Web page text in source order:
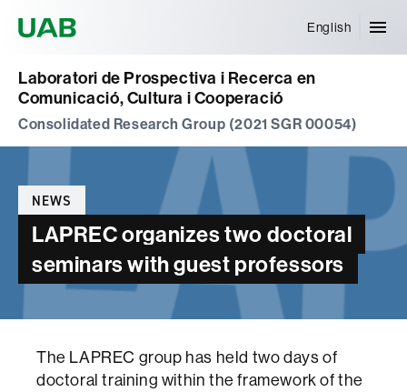
English
Laboratori de Prospectiva i Recerca en
Comunicació, Cultura i Cooperació
Consolidated Research Group (2021 SGR 00054)
Categories
NEWS
LAPREC organizes two doctoral
seminars with guest professors
The LAPREC group has held two days of
doctoral training within the framework of the